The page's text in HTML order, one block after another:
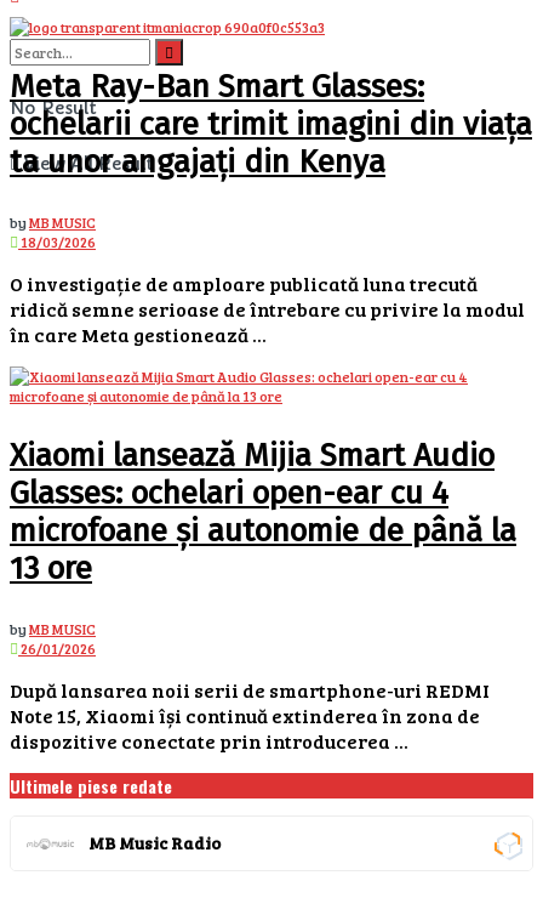
No Result
View All Result
Meta Ray-Ban Smart Glasses:
ochelarii care trimit imagini din viața
ta unor angajați din Kenya
byMB MUSIC
18/03/2026
O investigație de amploare publicată luna trecută
ridică semne serioase de întrebare cu privire la modul
în care Meta gestionează ...
Xiaomi lansează Mijia Smart Audio
Glasses: ochelari open-ear cu 4
microfoane și autonomie de până la
13 ore
byMB MUSIC
26/01/2026
După lansarea noii serii de smartphone-uri REDMI
Note 15, Xiaomi își continuă extinderea în zona de
dispozitive conectate prin introducerea ...
Ultimele piese redate
MB Music Radio